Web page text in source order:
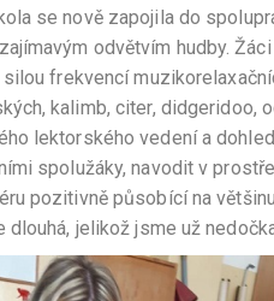
se nově zapojila do
odvětvím hudby.
frekvencí
kalimb, citer, didgeridoo,
lektorského vedení a
spolužáky, navodit v
pozitivně působící na
dlouhá, jelikož jsme už